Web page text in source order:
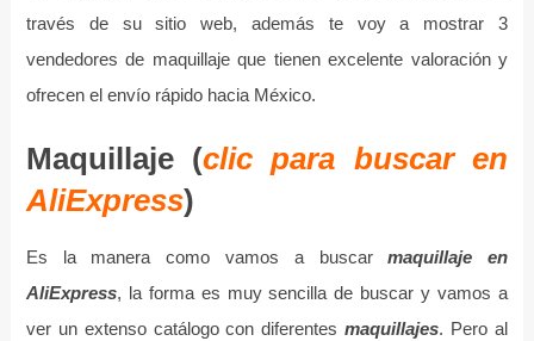
través de su sitio web, además te voy a mostrar 3
vendedores de maquillaje que tienen excelente valoración y
ofrecen el envío rápido hacia México.
Maquillaje (clic para buscar en
AliExpress)
Es la manera como vamos a buscarmaquillaje en
AliExpress, la forma es muy sencilla de buscar y vamos a
ver un extenso catálogo con diferentesmaquillajes. Pero al